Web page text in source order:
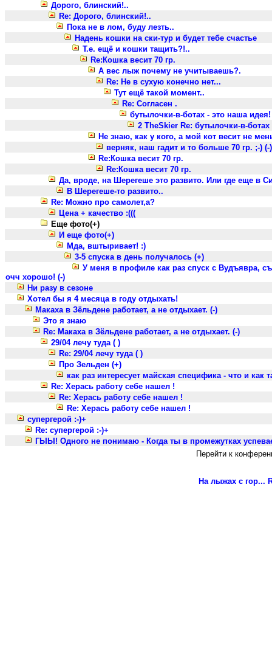
Дорого, блинский!..
Re: Дорого, блинский!..
Пока не в лом, буду лезть..
Надень кошки на ски-тур и будет тебе счастье
Т.е. ещё и кошки тащить?!..
Re:Кошка весит 70 гр.
А вес лыж почему не учитываешь?.
Re: Не в сухую конечно нет...
Тут ещё такой момент..
Re: Согласен .
бутылочки-в-ботах - это наша
2 TheSkier Re: бутылочки-в-
Не знаю, как у кого, а мой кот весит не
верняк, наш гадит и то больше 70 гр. ;-) (-)
Re:Кошка весит 70 гр.
Re:Кошка весит 70 гр.
Да, вроде, на Шерегеше это развито. Или где еще в
В Шерегеше-то развито..
Re: Можно про самолет,а?
Цена + качество :(((
Еще фото(+)
И еще фото(+)
Мда, вштыривает! :)
3-5 спуска в день получалось (+)
У меня в профиле как раз спуск с Вудъявра,
очч хорошо! (-)
Ни разу в сезоне
Хотел бы я 4 месяца в году отдыхать!
Макаха в Зёльдене работает, а не отдыхает. (-)
Это я знаю
Re: Макаха в Зёльдене работает, а не отдыхает. (-)
29/04 лечу туда ( )
Re: 29/04 лечу туда ( )
Про Зельден (+)
как раз интересует майская специфика - что и как
Re: Херась работу себе нашел !
Re: Херась работу себе нашел !
Re: Херась работу себе нашел !
супергерой :-)+
Re: супергерой :-)+
ГЫЫ! Одного не понимаю - Когда ты в промежутках
Перейти к
На лыжах с гор...